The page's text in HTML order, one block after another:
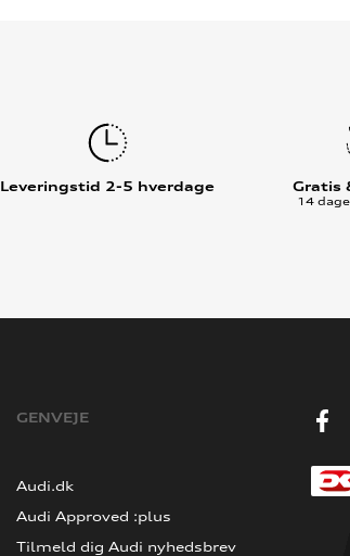
Leveringstid 2-5 hverdage Gratis
14
GENVEJE
Audi.dk
Audi Approved :plus
Tilmeld dig Audi nyhedsbrev